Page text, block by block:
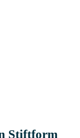
Stiftform